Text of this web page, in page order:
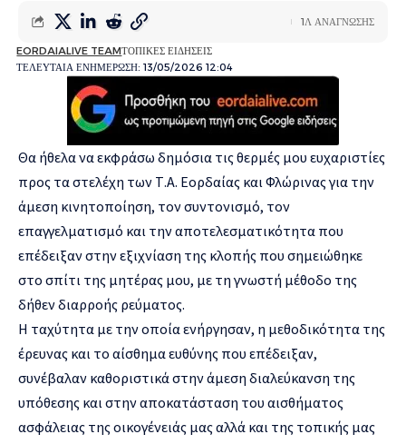
ΤΕΛΕΥΤΑΙΑ ΕΝΗΜΕΡΩΣΗ: 13/05/2026 12:04
EORDAIALIVE TEAMΤΟΠΙΚΕΣ ΕΙΔΗΣΕΙΣ
1Λ ΑΝΑΓΝΩΣΗΣ
Θα ήθελα να εκφράσω δημόσια τις θερμές μου ευχαριστίες
προς τα στελέχη των Τ.Α. Εορδαίας και Φλώρινας για την
άμεση κινητοποίηση, τον συντονισμό, τον
επαγγελματισμό και την αποτελεσματικότητα που
επέδειξαν στην εξιχνίαση της κλοπής που σημειώθηκε
στο σπίτι της μητέρας μου, με τη γνωστή μέθοδο της
δήθεν διαρροής ρεύματος.
Η ταχύτητα με την οποία ενήργησαν, η μεθοδικότητα της
έρευνας και το αίσθημα ευθύνης που επέδειξαν,
συνέβαλαν καθοριστικά στην άμεση διαλεύκανση της
υπόθεσης και στην αποκατάσταση του αισθήματος
ασφάλειας της οικογένειάς μας αλλά και της τοπικής μας